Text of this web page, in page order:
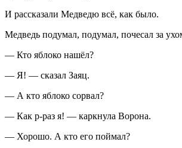
И рассказали Медведю всё, как было.
Медведь подумал, подумал, почесал за
— Кто яблоко нашёл?
— Я! — сказал Заяц.
— А кто яблоко сорвал?
— Как р-раз я! — каркнула Ворона.
— Хорошо. А кто его поймал?